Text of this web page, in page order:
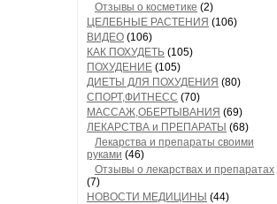
Отзывы о косметике (2)
ЦЕЛЕБНЫЕ РАСТЕНИЯ (106)
ВИДЕО (106)
КАК ПОХУДЕТЬ (105)
ПОХУДЕНИЕ (105)
ДИЕТЫ ДЛЯ ПОХУДЕНИЯ (80)
СПОРТ,ФИТНЕСС (70)
МАССАЖ,ОБЕРТЫВАНИЯ (69)
ЛЕКАРСТВА и ПРЕПАРАТЫ (68)
Лекарства и препараты своими
руками (46)
Отзывы о лекарствах и препаратах
(7)
НОВОСТИ МЕДИЦИНЫ (44)